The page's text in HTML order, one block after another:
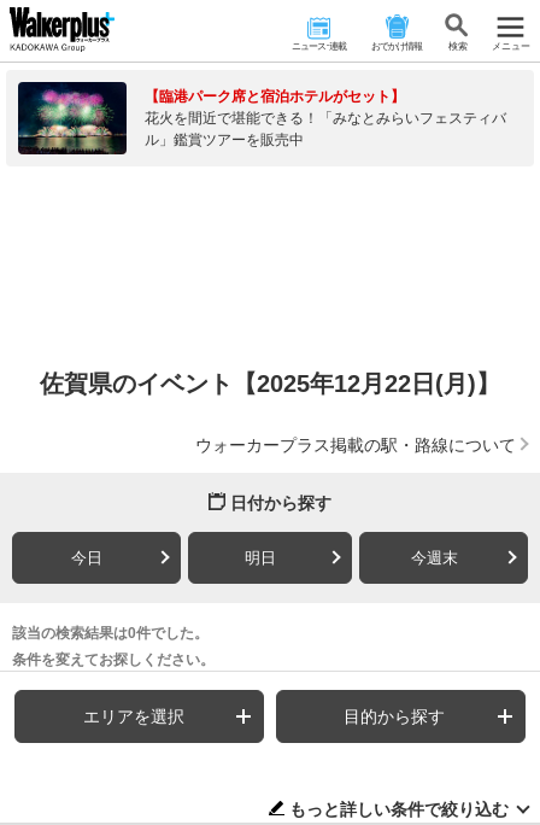
ニュース･連載 おでかけ情報 検 索 メニュー
【臨港パーク席と宿泊ホテルがセット】
花火を間近で堪能できる！「みなとみらいフェスティバ
ル」鑑賞ツアーを販売中
佐賀県のイベント【2025年12月22日(月)】
ウォーカープラス掲載の駅・路線について
日付から探す
今日 明日 今週末
該当の検索結果は0件でした。
条件を変えてお探しください。
エリアを選択 目的から探す
もっと詳しい条件で絞り込む